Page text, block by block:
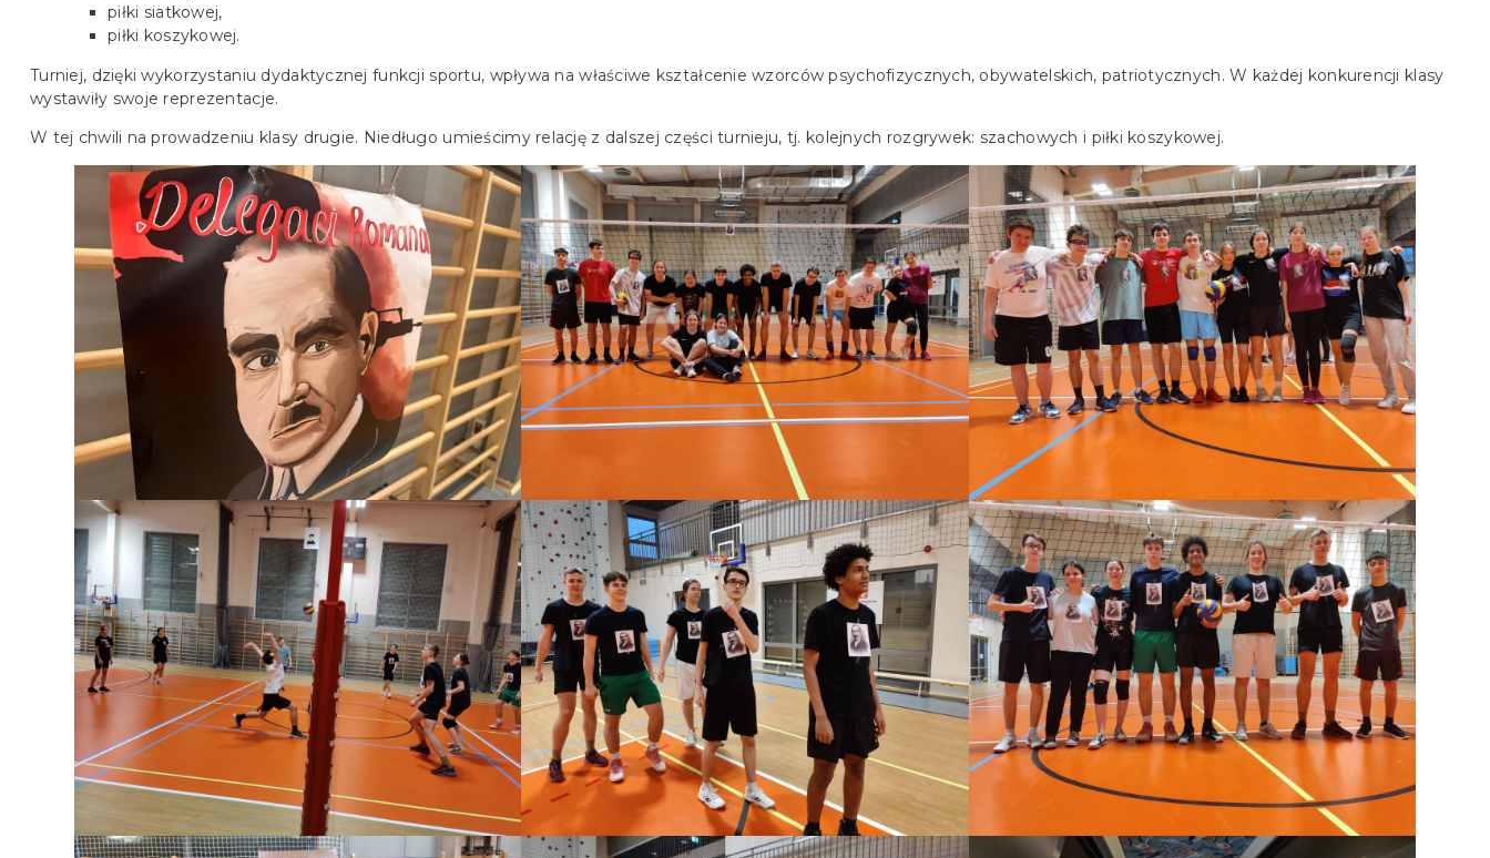
piłki siatkowej,
piłki koszykowej.
Turniej, dzięki wykorzystaniu dydaktycznej funkcji sportu, wpływa na właściwe kształcenie wzorców psychofizycznych, obywatelskich, patriotycznych. W każdej konkurencji klasy
wystawiły swoje reprezentacje.
W tej chwili na prowadzeniu klasy drugie. Niedługo umieścimy relację z dalszej części turnieju, tj. kolejnych rozgrywek: szachowych i piłki koszykowej.